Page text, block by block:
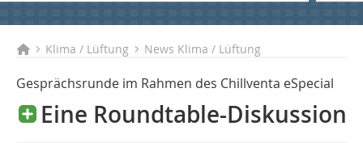
Klima / Lüftung News Klima / Lüftung
Gesprächsrunde im Rahmen des Chillventa eSpecial
Eine Roundtable-Diskussion